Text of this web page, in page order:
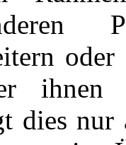
dies nur